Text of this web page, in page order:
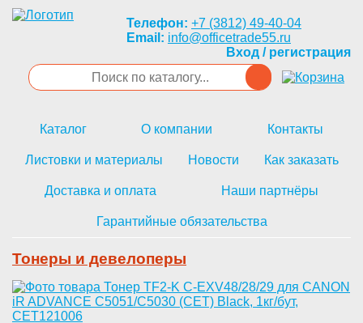
Телефон: +7 (3812) 49-40-04
Email: info@officetrade55.ru
Вход / регистрация
Каталог О компании Контакты
Листовки и материалы Новости Как заказать
Доставка и оплата Наши партнёры
Гарантийные обязательства
Тонеры и девелоперы